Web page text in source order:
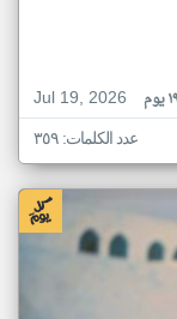
Jul 19, 2026
عدد الكلمات: ٣٥٩